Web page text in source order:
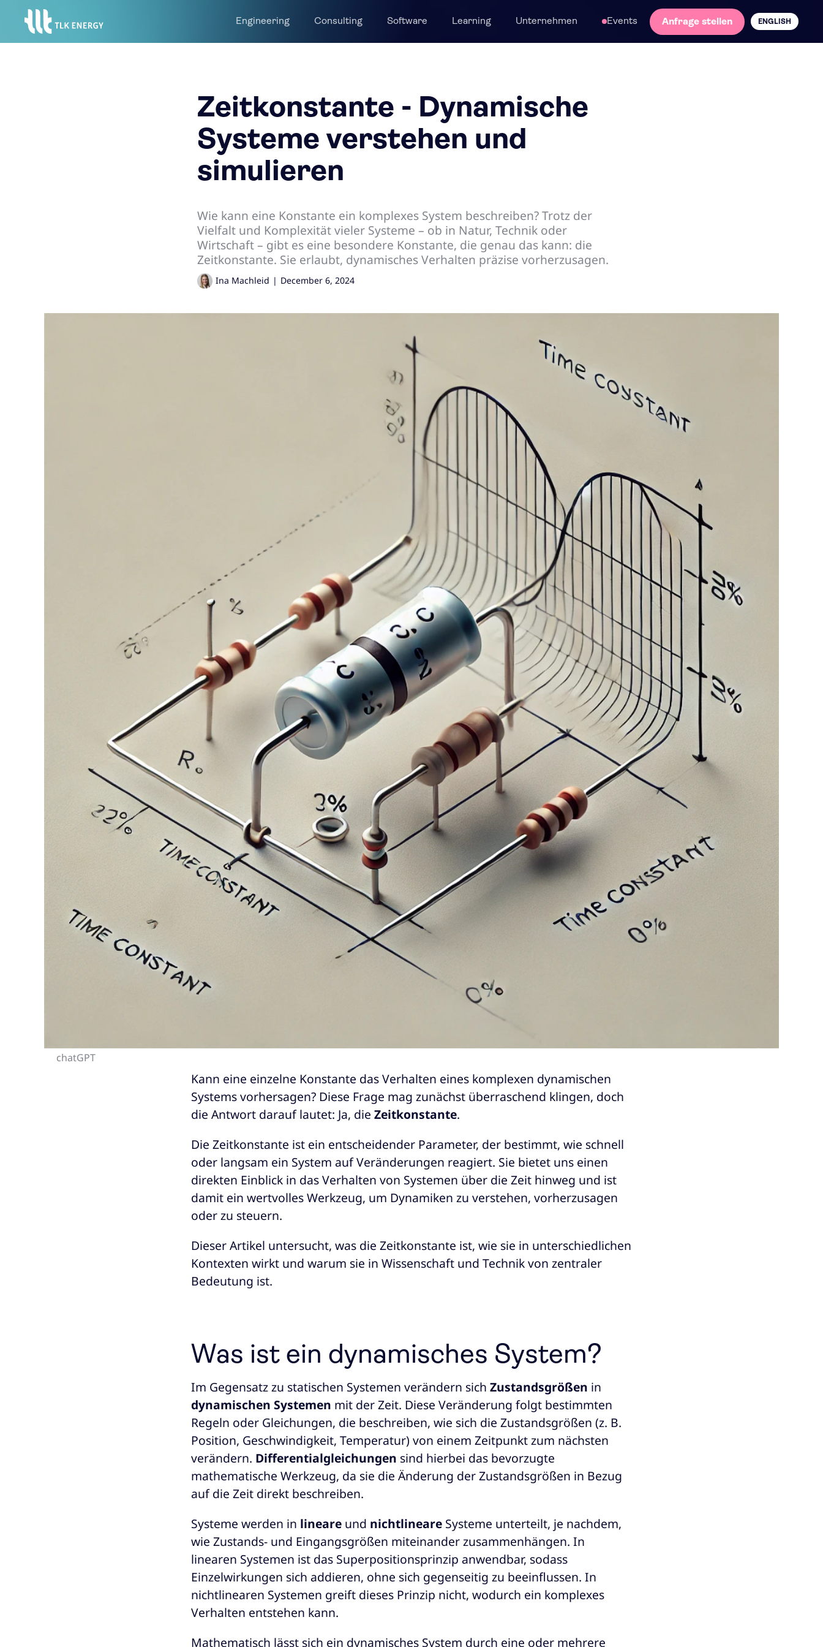
Engineering Consulting Software Learning Unternehmen Events Anfrage stellen ENGLISH
Zeitkonstante - Dynamische
Systeme verstehen und
simulieren
Wie kann eine Konstante ein komplexes System beschreiben? Trotz der
Vielfalt und Komplexität vieler Systeme – ob in Natur, Technik oder
Wirtschaft – gibt es eine besondere Konstante, die genau das kann: die
Zeitkonstante. Sie erlaubt, dynamisches Verhalten präzise vorherzusagen.
Ina Machleid | December 6, 2024
chatGPT
Kann eine einzelne Konstante das Verhalten eines komplexen dynamischen
Systems vorhersagen? Diese Frage mag zunächst überraschend klingen, doch
die Antwort darauf lautet: Ja, die Zeitkonstante.
Die Zeitkonstante ist ein entscheidender Parameter, der bestimmt, wie schnell
oder langsam ein System auf Veränderungen reagiert. Sie bietet uns einen
direkten Einblick in das Verhalten von Systemen über die Zeit hinweg und ist
damit ein wertvolles Werkzeug, um Dynamiken zu verstehen, vorherzusagen
oder zu steuern.
Dieser Artikel untersucht, was die Zeitkonstante ist, wie sie in unterschiedlichen
Kontexten wirkt und warum sie in Wissenschaft und Technik von zentraler
Bedeutung ist.
Was ist ein dynamisches System?
Im Gegensatz zu statischen Systemen verändern sich Zustandsgrößen in
dynamischen Systemen mit der Zeit. Diese Veränderung folgt bestimmten
Regeln oder Gleichungen, die beschreiben, wie sich die Zustandsgrößen (z. B.
Position, Geschwindigkeit, Temperatur) von einem Zeitpunkt zum nächsten
verändern. Differentialgleichungen sind hierbei das bevorzugte
mathematische Werkzeug, da sie die Änderung der Zustandsgrößen in Bezug
auf die Zeit direkt beschreiben.
Systeme werden in lineare und nichtlineare Systeme unterteilt, je nachdem,
wie Zustands- und Eingangsgrößen miteinander zusammenhängen. In
linearen Systemen ist das Superpositionsprinzip anwendbar, sodass
Einzelwirkungen sich addieren, ohne sich gegenseitig zu beeinflussen. In
nichtlinearen Systemen greift dieses Prinzip nicht, wodurch ein komplexes
Verhalten entstehen kann.
Mathematisch lässt sich ein dynamisches System durch eine oder mehrere